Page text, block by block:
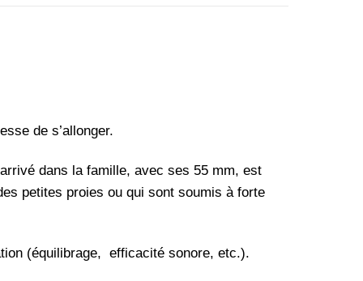
de s’allonger.
dans la famille, avec ses 55 mm, est
petites proies ou qui sont soumis à forte
(équilibrage, efficacité sonore, etc.).